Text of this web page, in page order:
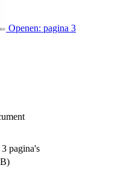
Openen: pagina 3
pagina's